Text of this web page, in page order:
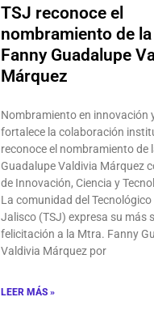
TSJ reconoce el
nombramiento de
Fanny Guadalupe
Márquez
Nombramiento en innovación
fortalece la colaboración
reconoce el nombramiento de
Guadalupe Valdivia Márquez
de Innovación, Ciencia y
La comunidad del Tecnológico
Jalisco (TSJ) expresa su más
felicitación a la Mtra. Fanny
Valdivia Márquez por
LEER MÁS »